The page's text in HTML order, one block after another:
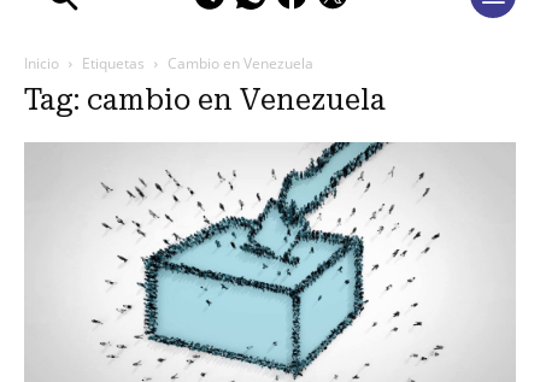
Inicio Etiquetas Cambio en Venezuela
Tag: cambio en Venezuela